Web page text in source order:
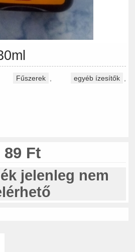
Fűszerek egyéb ízesítők
89 Ft
jelenleg nem